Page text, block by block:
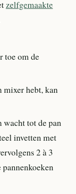
zelfgemaakte
toe om de
mixer hebt, kan
wacht tot de pan
invetten met
2 à 3
pannenkoeken